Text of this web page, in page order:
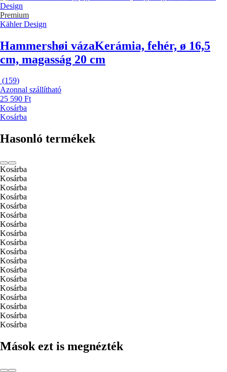
Premium
Kähler Design
Hammershøi vázaKerámia, fehér, ø 16,5
cm, magasság 20 cm
(159)
Azonnal szállítható
25 590 Ft
Kosárba
Kosárba
Hasonló termékek
Kosárba
Kosárba
Kosárba
Kosárba
Kosárba
Kosárba
Kosárba
Kosárba
Kosárba
Kosárba
Kosárba
Kosárba
Kosárba
Kosárba
Kosárba
Kosárba
Kosárba
Kosárba
Mások ezt is megnézték